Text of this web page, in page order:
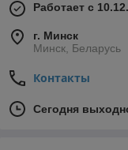
Работает с
г. Минск
Минск, Беларусь
Контакты
Сегодня